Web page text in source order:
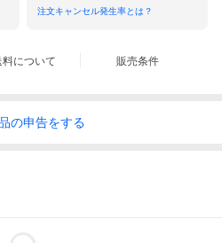
注文キャンセル発生率とは？
料について 販売条件
の申告をする